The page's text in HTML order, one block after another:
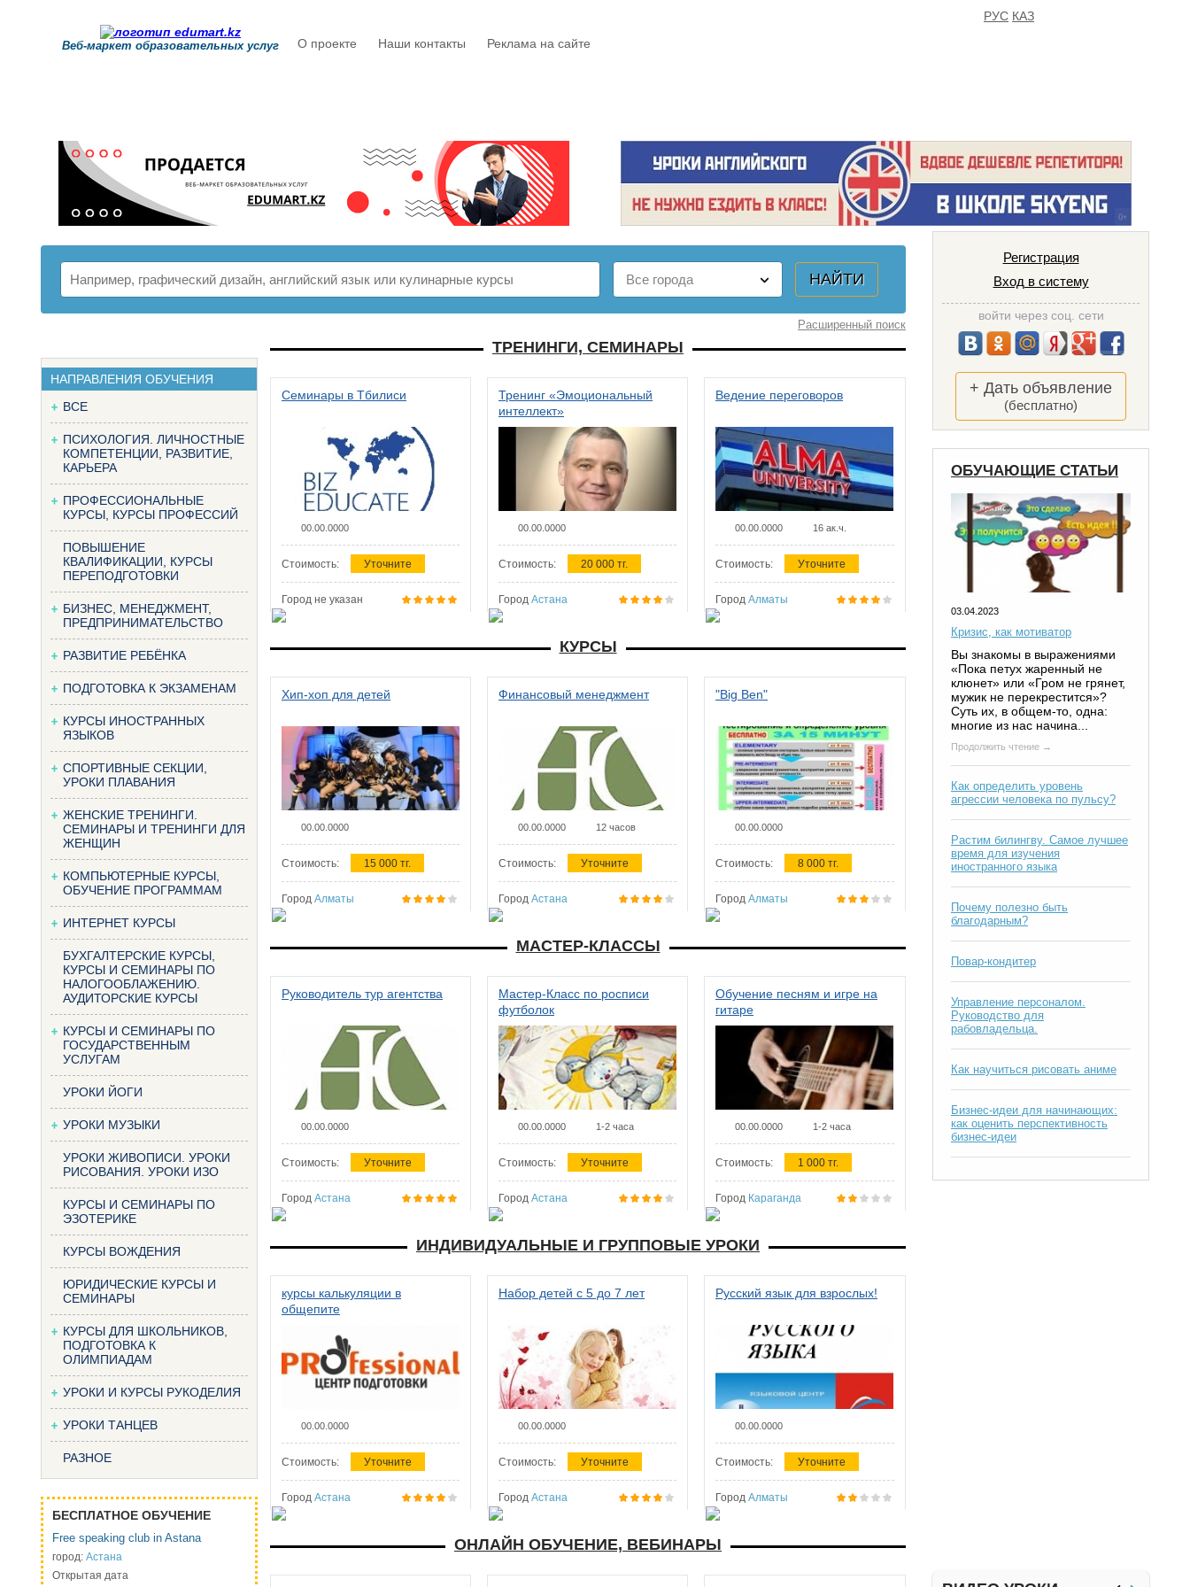
Веб-маркет образовательных услуг О проекте Наши контакты Реклама на сайте
РУС КАЗ
Расширенный поиск
НАПРАВЛЕНИЯ ОБУЧЕНИЯ
ВСЕ
ПСИХОЛОГИЯ. ЛИЧНОСТНЫЕ
КОМПЕТЕНЦИИ, РАЗВИТИЕ,
КАРЬЕРА
ПРОФЕССИОНАЛЬНЫЕ
КУРСЫ, КУРСЫ ПРОФЕССИЙ
ПОВЫШЕНИЕ
КВАЛИФИКАЦИИ, КУРСЫ
ПЕРЕПОДГОТОВКИ
БИЗНЕС, МЕНЕДЖМЕНТ,
ПРЕДПРИНИМАТЕЛЬСТВО
РАЗВИТИЕ РЕБЁНКА
ПОДГОТОВКА К ЭКЗАМЕНАМ
КУРСЫ ИНОСТРАННЫХ
ЯЗЫКОВ
СПОРТИВНЫЕ СЕКЦИИ,
УРОКИ ПЛАВАНИЯ
ЖЕНСКИЕ ТРЕНИНГИ.
СЕМИНАРЫ И ТРЕНИНГИ ДЛЯ
ЖЕНЩИН
КОМПЬЮТЕРНЫЕ КУРСЫ,
ОБУЧЕНИЕ ПРОГРАММАМ
ИНТЕРНЕТ КУРСЫ
БУХГАЛТЕРСКИЕ КУРСЫ,
КУРСЫ И СЕМИНАРЫ ПО
НАЛОГООБЛАЖЕНИЮ.
АУДИТОРСКИЕ КУРСЫ
КУРСЫ И СЕМИНАРЫ ПО
ГОСУДАРСТВЕННЫМ
УСЛУГАМ
УРОКИ ЙОГИ
УРОКИ МУЗЫКИ
УРОКИ ЖИВОПИСИ. УРОКИ
РИСОВАНИЯ. УРОКИ ИЗО
КУРСЫ И СЕМИНАРЫ ПО
ЭЗОТЕРИКЕ
КУРСЫ ВОЖДЕНИЯ
ЮРИДИЧЕСКИЕ КУРСЫ И
СЕМИНАРЫ
КУРСЫ ДЛЯ ШКОЛЬНИКОВ,
ПОДГОТОВКА К
ОЛИМПИАДАМ
УРОКИ И КУРСЫ РУКОДЕЛИЯ
УРОКИ ТАНЦЕВ
РАЗНОЕ
БЕСПЛАТНОЕ ОБУЧЕНИЕ
Free speaking club in Astana
город: Астана
Открытая дата
ТРЕНИНГИ, СЕМИНАРЫ
Семинары в Тбилиси
00.00.0000
Стоимость: Уточните
Город не указан
Тренинг «Эмоциональный
интеллект»
00.00.0000
Стоимость: 20 000 тг.
Город Астана
Ведение переговоров
00.00.0000 16 ак.ч.
Стоимость: Уточните
Город Алматы
КУРСЫ
Хип-хоп для детей
00.00.0000
Стоимость: 15 000 тг.
Город Алматы
Финансовый менеджмент
00.00.0000 12 часов
Стоимость: Уточните
Город Астана
"Big Ben"
00.00.0000
Стоимость: 8 000 тг.
Город Алматы
МАСТЕР-КЛАССЫ
Руководитель тур агентства
00.00.0000
Стоимость: Уточните
Город Астана
Мастер-Класс по росписи
футболок
00.00.0000 1-2 часа
Стоимость: Уточните
Город Астана
Обучение песням и игре на
гитаре
00.00.0000 1-2 часа
Стоимость: 1 000 тг.
Город Караганда
ИНДИВИДУАЛЬНЫЕ И ГРУППОВЫЕ УРОКИ
курсы калькуляции в
общепите
00.00.0000
Стоимость: Уточните
Город Астана
Набор детей с 5 до 7 лет
00.00.0000
Стоимость: Уточните
Город Астана
Русский язык для взрослых!
00.00.0000
Стоимость: Уточните
Город Алматы
ОНЛАЙН ОБУЧЕНИЕ, ВЕБИНАРЫ
Регистрация
Вход в систему
войти через соц. сети
+ Дать объявление
(бесплатно)
ОБУЧАЮЩИЕ СТАТЬИ
03.04.2023
Кризис, как мотиватор
Вы знакомы в выражениями
«Пока петух жаренный не
клюнет» или «Гром не грянет,
мужик не перекрестится»?
Суть их, в общем-то, одна:
многие из нас начина...
Продолжить чтение →
Как определить уровень
агрессии человека по пульсу?
Растим билингву. Самое лучшее
время для изучения
иностранного языка
Почему полезно быть
благодарным?
Повар-кондитер
Управление персоналом.
Руководство для
рабовладельца.
Как научиться рисовать аниме
Бизнес-идеи для начинающих:
как оценить перспективность
бизнес-идеи